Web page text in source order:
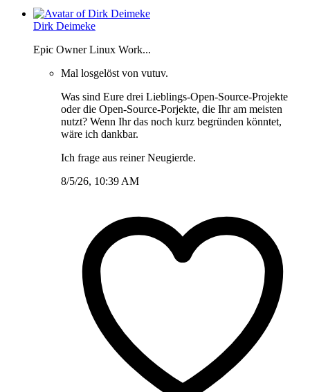
Dirk Deimeke
Epic Owner Linux Work...
Mal losgelöst von vutuv.
Was sind Eure drei Lieblings-Open-Source-Projekte
oder die Open-Source-Porjekte, die Ihr am meisten
nutzt? Wenn Ihr das noch kurz begründen könntet,
wäre ich dankbar.
Ich frage aus reiner Neugierde.
8/5/26, 10:39 AM